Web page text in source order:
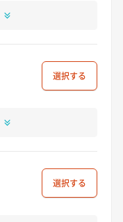
選択
選択